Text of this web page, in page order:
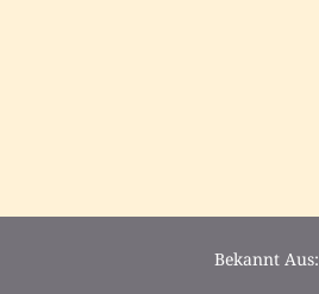
Bekannt Aus: